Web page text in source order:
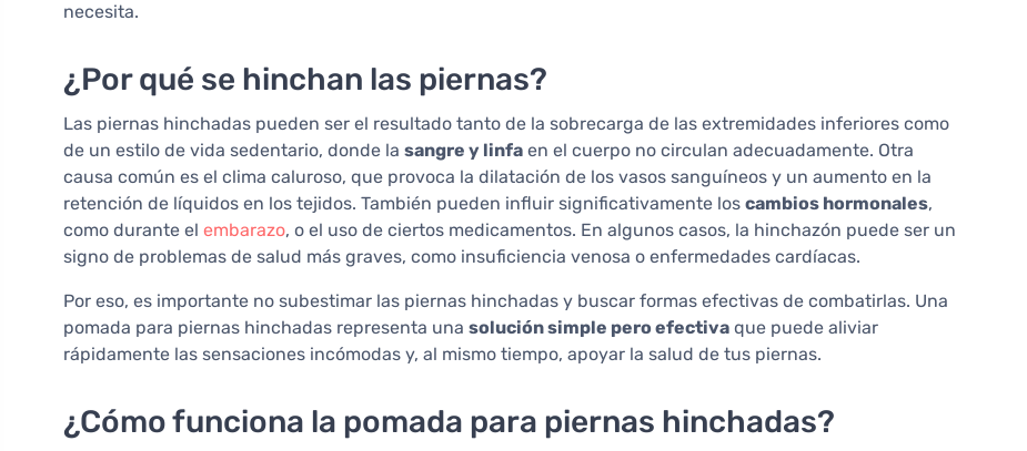
necesita.
¿Por qué se hinchan las piernas?
Las piernas hinchadas pueden ser el resultado tanto de la sobrecarga de las extremidades inferiores como
de un estilo de vida sedentario, donde la sangre y linfa en el cuerpo no circulan adecuadamente. Otra
causa común es el clima caluroso, que provoca la dilatación de los vasos sanguíneos y un aumento en la
retención de líquidos en los tejidos. También pueden influir significativamente los cambios hormonales,
como durante el embarazo, o el uso de ciertos medicamentos. En algunos casos, la hinchazón puede ser un
signo de problemas de salud más graves, como insuficiencia venosa o enfermedades cardíacas.
Por eso, es importante no subestimar las piernas hinchadas y buscar formas efectivas de combatirlas. Una
pomada para piernas hinchadas representa una solución simple pero efectiva que puede aliviar
rápidamente las sensaciones incómodas y, al mismo tiempo, apoyar la salud de tus piernas.
¿Cómo funciona la pomada para piernas hinchadas?